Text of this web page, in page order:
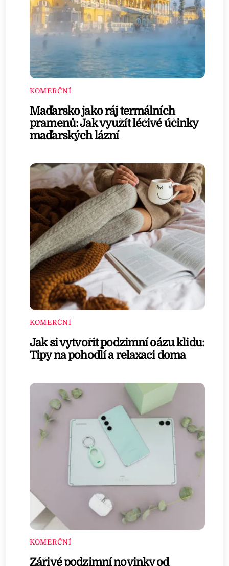
KOMERČNÍ
Maďarsko jako ráj termálních
pramenů: Jak využít léčivé účinky
maďarských lázní
KOMERČNÍ
Jak si vytvořit podzimní oázu klidu:
Tipy na pohodlí a relaxaci doma
KOMERČNÍ
Zářivé podzimní novinky od